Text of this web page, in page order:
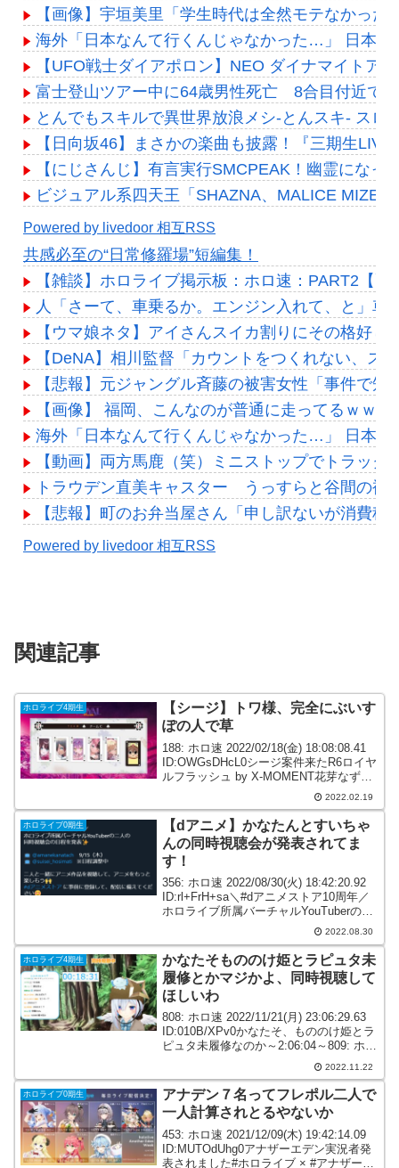
【画像】宇垣美里「学生時代は全然モテなかっ
海外「日本なんて行くんじゃなかった…」 日本
【UFO戦士ダイアポロン】NEO ダイナマイトア
富士登山ツアー中に64歳男性死亡 8合目付近で
とんでもスキルで異世界放浪メシ-とんスキ- スロ
【日向坂46】まさかの楽曲も披露！『三期生
【にじさんじ】有言実行SMCPEAK！幽霊になっ
ビジュアル系四天王「SHAZNA、MALICE
Powered by livedoor 相互RSS
共感必至の“日常修羅場”短編集！
【雑談】ホロライブ掲示板：ホロ速：PART2【配
人「さーて、車乗るか。エンジン入れて、と」
【ウマ娘ネタ】アイさんスイカ割りにその格好
【DeNA】相川監督「カウントをつくれない、ス
【悲報】元ジャングル斉藤の被害女性「事件で
【画像】 福岡、こんなのが普通に走ってるｗｗ
海外「日本なんて行くんじゃなかった…」 日本
【動画】両方馬鹿（笑）ミニストップでトラッ
トラウデン直美キャスター うっすらと谷間の裾
【悲報】町のお弁当屋さん「申し訳ないが消費
Powered by livedoor 相互RSS
関連記事
ホロライブ4期生
【シージ】トワ様、完全にぶいす
ぽの人で草
188: ホロ速 2022/02/18(金) 18:08:08.41
ID:OWGsDHcL0シージ案件来たR6ロイヤ
ルフラッシュ by X-MOMENT花芽なずな
(@nazuna_kaga)うるか(@ow_uruca)常闇
2022.02.19
ホロライブ0期生
【dアニメ】かなたんとすいちゃ
んの同時視聴会が発表されてま
す！
356: ホロ速 2022/08/30(火) 18:42:20.92
ID:rl+FrH+sa＼#dアニメストア10周年／
ホロライブ所属バーチャルYouTuberの二
人の同時視聴会の日程を発表✨📺
@amanekanatach 9/15（木...
2022.08.30
ホロライブ4期生
かなたそもののけ姫とラピュタ未
履修とかマジかよ、同時視聴して
ほしいわ
808: ホロ速 2022/11/21(月) 23:06:29.63
ID:010B/XPv0かなたそ、もののけ姫とラ
ピュタ未履修なのか～2:06:04～809: ホロ
速 2022/11/21(月) 23:06:50.43 2022.11.22
ホロライブ0期生
アナデン７名ってフレポル二人で
一人計算されとるやないか
453: ホロ速 2021/12/09(木) 19:42:14.09
ID:MUTOdUhg0アナザーエデン実況者発
表されました#ホロライブ × #アナザーエ